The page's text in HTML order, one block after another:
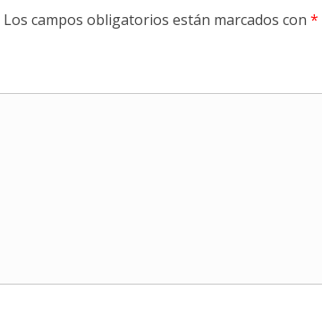
Los campos obligatorios están marcados con *